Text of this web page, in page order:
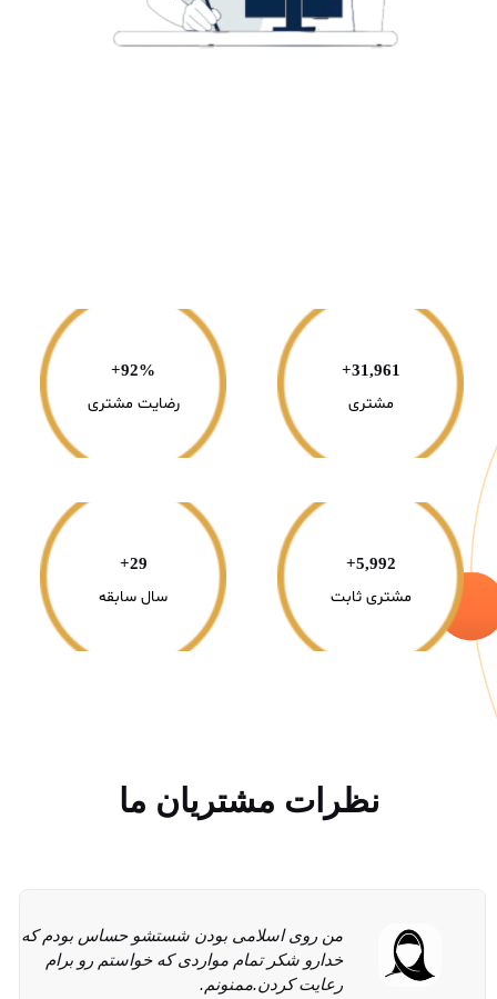
مشتری
32,000
+
رضایت مشتری
%
93
+
مشتری ثابت
6,000
+
سال سابقه
30
+
نظرات مشتریان ما
این فرشم رو دوست داشتم چون هدیه پدر
مرحومم بود. خیلی خوب رفو شده بود. ممنونم
از شما